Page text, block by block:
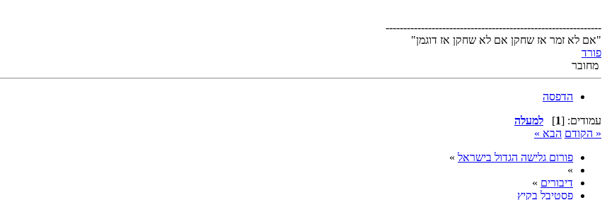
-------------------------------------------------------------
"אם לא זמר אז שחקן אם לא שחקן אז דוגמן"
פורד
מחובר
הדפסה
עמודים: [1
] למעלה
« הקודם הבא »
פורום גלישה הגדול בישראל »
»
דיבורים »
פסטיבל בקיץ